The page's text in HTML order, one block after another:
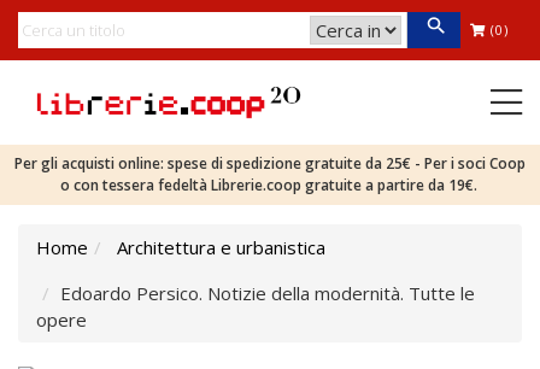
(0)
Per gli acquisti online: spese di spedizione gratuite da 25€ - Per i soci Coop
o con tessera fedeltà Librerie.coop gratuite a partire da 19€.
Home
Architettura e urbanistica
Edoardo Persico. Notizie della modernità. Tutte le
opere